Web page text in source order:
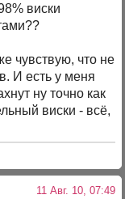
виски
чувствую, что не
И есть у меня
ну точно как
виски - всё,
11 Авг. 10, 07:49